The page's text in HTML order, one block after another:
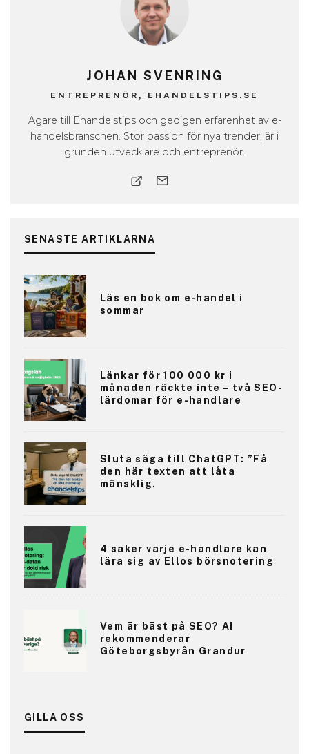
JOHAN SVENRING
ENTREPRENÖR, EHANDELSTIPS.SE
Ägare till Ehandelstips och gedigen erfarenhet av e-
handelsbranschen. Stor passion för nya trender, är i
grunden utvecklare och entreprenör.
SENASTE ARTIKLARNA
Läs en bok om e-handel i
sommar
Länkar för 100 000 kr i
månaden räckte inte – två SEO-
lärdomar för e-handlare
Sluta säga till ChatGPT: ”Få
den här texten att låta
mänsklig.
4 saker varje e-handlare kan
lära sig av Ellos börsnotering
Vem är bäst på SEO? AI
rekommenderar
Göteborgsbyrån Grandur
GILLA OSS